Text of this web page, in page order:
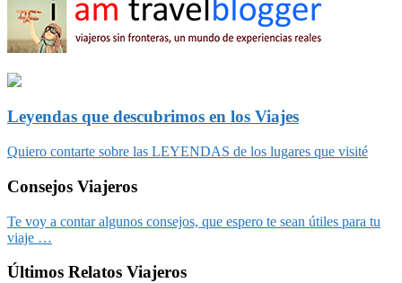
Leyendas que descubrimos en los Viajes
Quiero contarte sobre las LEYENDAS de los lugares que visité
Consejos Viajeros
Te voy a contar algunos consejos, que espero te sean útiles para tu
viaje …
Últimos Relatos Viajeros